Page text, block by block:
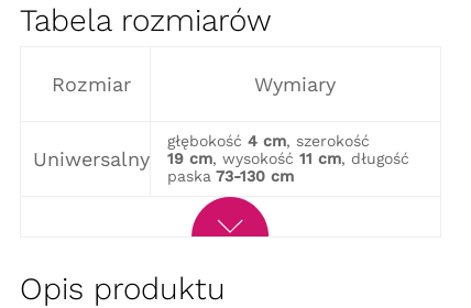
Tabela rozmiarów
Rozmiar Wymiary
Uniwersalny
głębokość 4 cm, szerokość
19 cm, wysokość 11 cm, długość
paska 73-130 cm
Opis produktu